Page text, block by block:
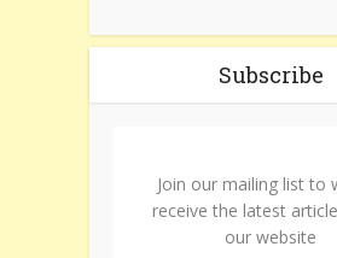
Subscribe
Join our mailing list to
receive the latest
our website